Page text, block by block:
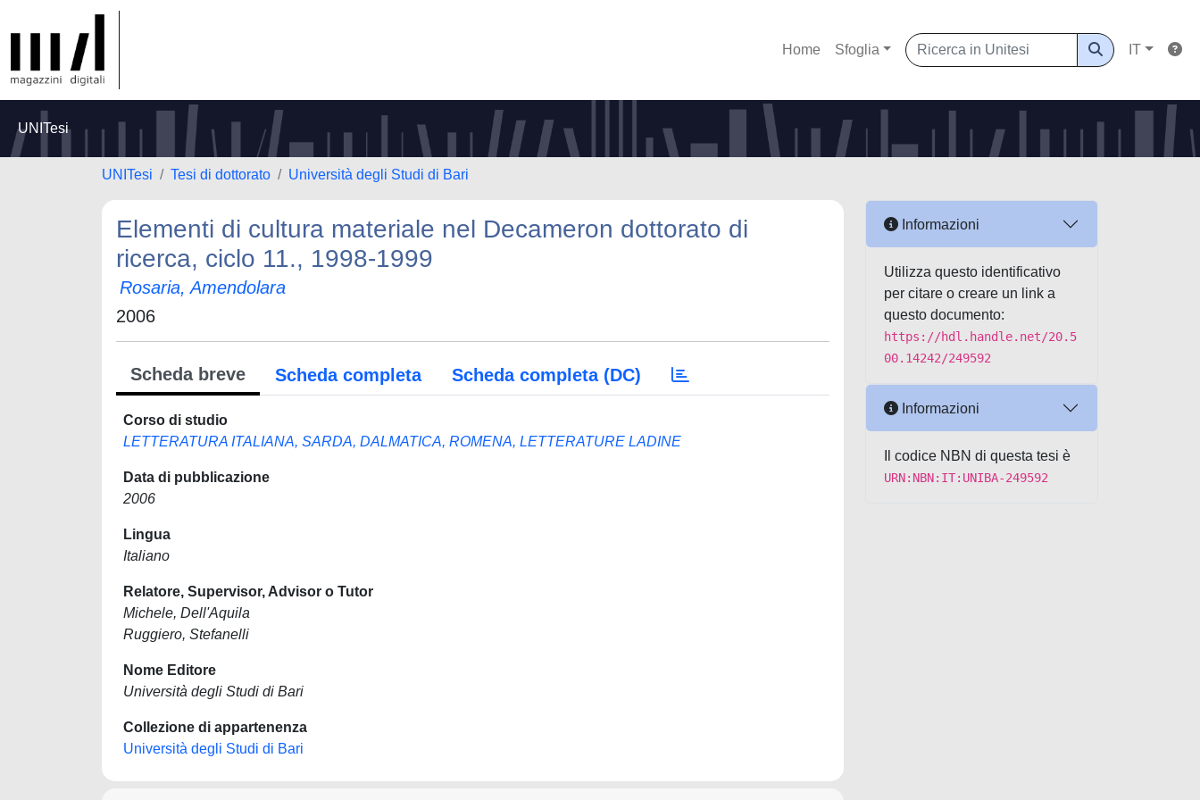
Home Sfoglia IT
UNITesi
UNITesi Tesi di dottorato Università degli Studi di Bari
Elementi di cultura materiale nel Decameron dottorato di
ricerca, ciclo 11., 1998-1999
Rosaria, Amendolara
2006
Scheda breve Scheda completa Scheda completa (DC)
Corso di studio
LETTERATURA ITALIANA, SARDA, DALMATICA, ROMENA, LETTERATURE LADINE
Data di pubblicazione
2006
Lingua
Italiano
Relatore, Supervisor, Advisor o Tutor
Michele, Dell'Aquila
Ruggiero, Stefanelli
Nome Editore
Università degli Studi di Bari
Collezione di appartenenza
Università degli Studi di Bari
Informazioni
Utilizza questo identificativo
per citare o creare un link a
questo documento:
https://hdl.handle.net/20.5
00.14242/249592
Informazioni
Il codice NBN di questa tesi è
URN:NBN:IT:UNIBA-249592